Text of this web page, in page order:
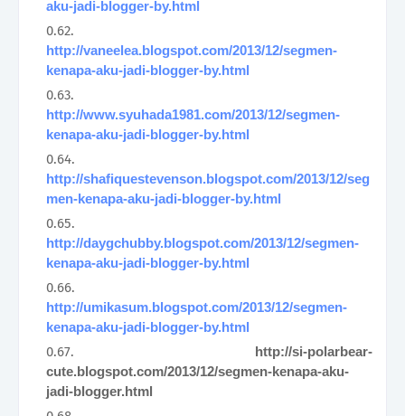
aku-jadi-blogger-by.html
http://vaneelea.blogspot.com/2013/12/segmen-
kenapa-aku-jadi-blogger-by.html
http://www.syuhada1981.com/2013/12/segmen-
kenapa-aku-jadi-blogger-by.html
http://shafiquestevenson.blogspot.com/2013/12/seg
men-kenapa-aku-jadi-blogger-by.html
http://daygchubby.blogspot.com/2013/12/segmen-
kenapa-aku-jadi-blogger-by.html
http://umikasum.blogspot.com/2013/12/segmen-
kenapa-aku-jadi-blogger-by.html
http://si-polarbear-
cute.blogspot.com/2013/12/segmen-kenapa-aku-
jadi-blogger.html